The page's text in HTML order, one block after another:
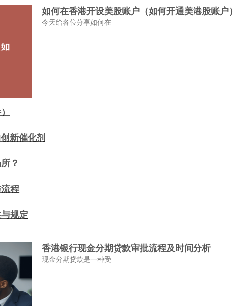
如何在香港开设美股账户（如何开通美港股账户）
今天给各位分享如何在
新催化剂
？
程
规定
香港银行现金分期贷款审批流程及时间分析
现金分期贷款是一种受